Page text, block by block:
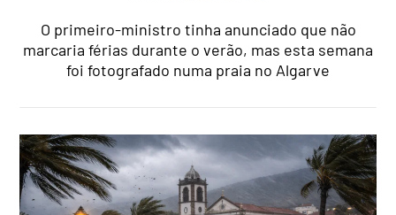
O primeiro-ministro tinha anunciado que não
marcaria férias durante o verão, mas esta semana
foi fotografado numa praia no Algarve